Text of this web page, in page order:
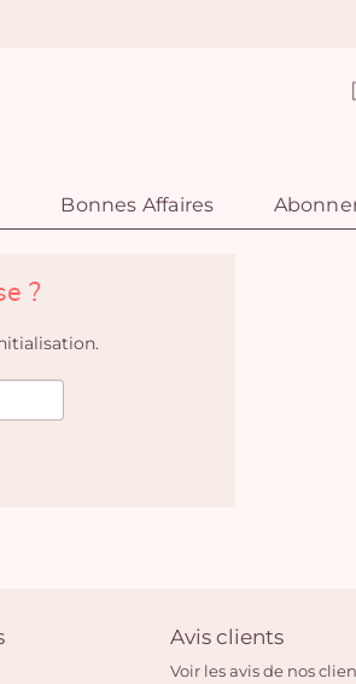
Bonnes Affaires
?
Avis clients
Voir les avis de nos